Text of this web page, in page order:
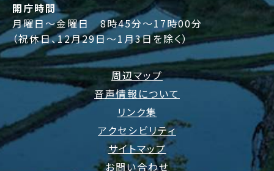
開庁時間
月曜日～金曜日 8時45分～17時00分
（祝休日、12月29日～1月3日を除く）
周辺マップ
音声情報について
リンク集
アクセシビリティ
サイトマップ
お問い合わせ